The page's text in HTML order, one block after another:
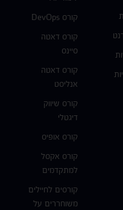
קורס DevOps
קורס דאטה
סיינס
קורס דאטה
אנליסט
קורס שיווק
דיגטלי
קורס אופיס
קורס אקסל
למתקדמים
קורסים לחיילים
משוחררים על